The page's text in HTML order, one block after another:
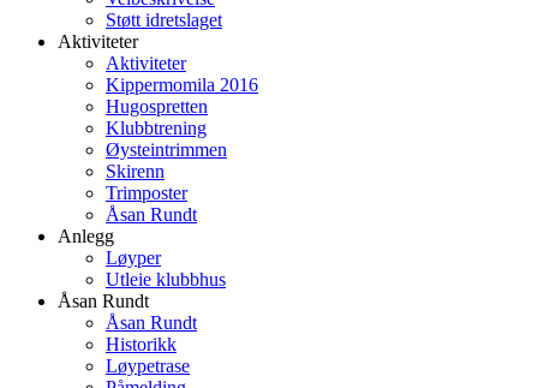
Støtt idretslaget
Aktiviteter
Aktiviteter
Kippermomila 2016
Hugospretten
Klubbtrening
Øysteintrimmen
Skirenn
Trimposter
Åsan Rundt
Anlegg
Løyper
Utleie klubbhus
Åsan Rundt
Åsan Rundt
Historikk
Løypetrase